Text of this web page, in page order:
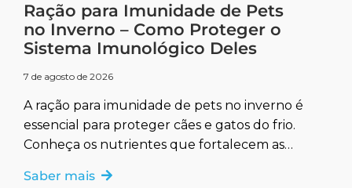
Ração para Imunidade de Pets
no Inverno – Como Proteger o
Sistema Imunológico Deles
7 de agosto de 2026
A ração para imunidade de pets no inverno é
essencial para proteger cães e gatos do frio.
Conheça os nutrientes que fortalecem as
Saber mais